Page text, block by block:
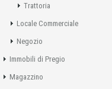
Trattoria
Locale Commerciale
Negozio
Immobili di Pregio
Magazzino